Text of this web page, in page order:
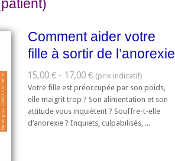
Comment aider votre
fille à sortir de l’anorexie
15,00 € - 17,00 €
Votre fille est préoccupée par son poids,
elle maigrit trop ? Son alimentation et son
attitude vous inquiètent ? Souffre-t-elle
d’anorexie ? Inquiets, culpabilisés, ...